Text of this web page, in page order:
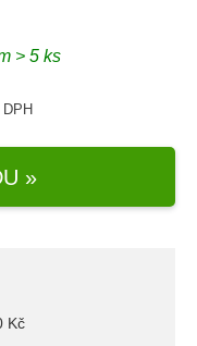
> 5 ks
»
Kč